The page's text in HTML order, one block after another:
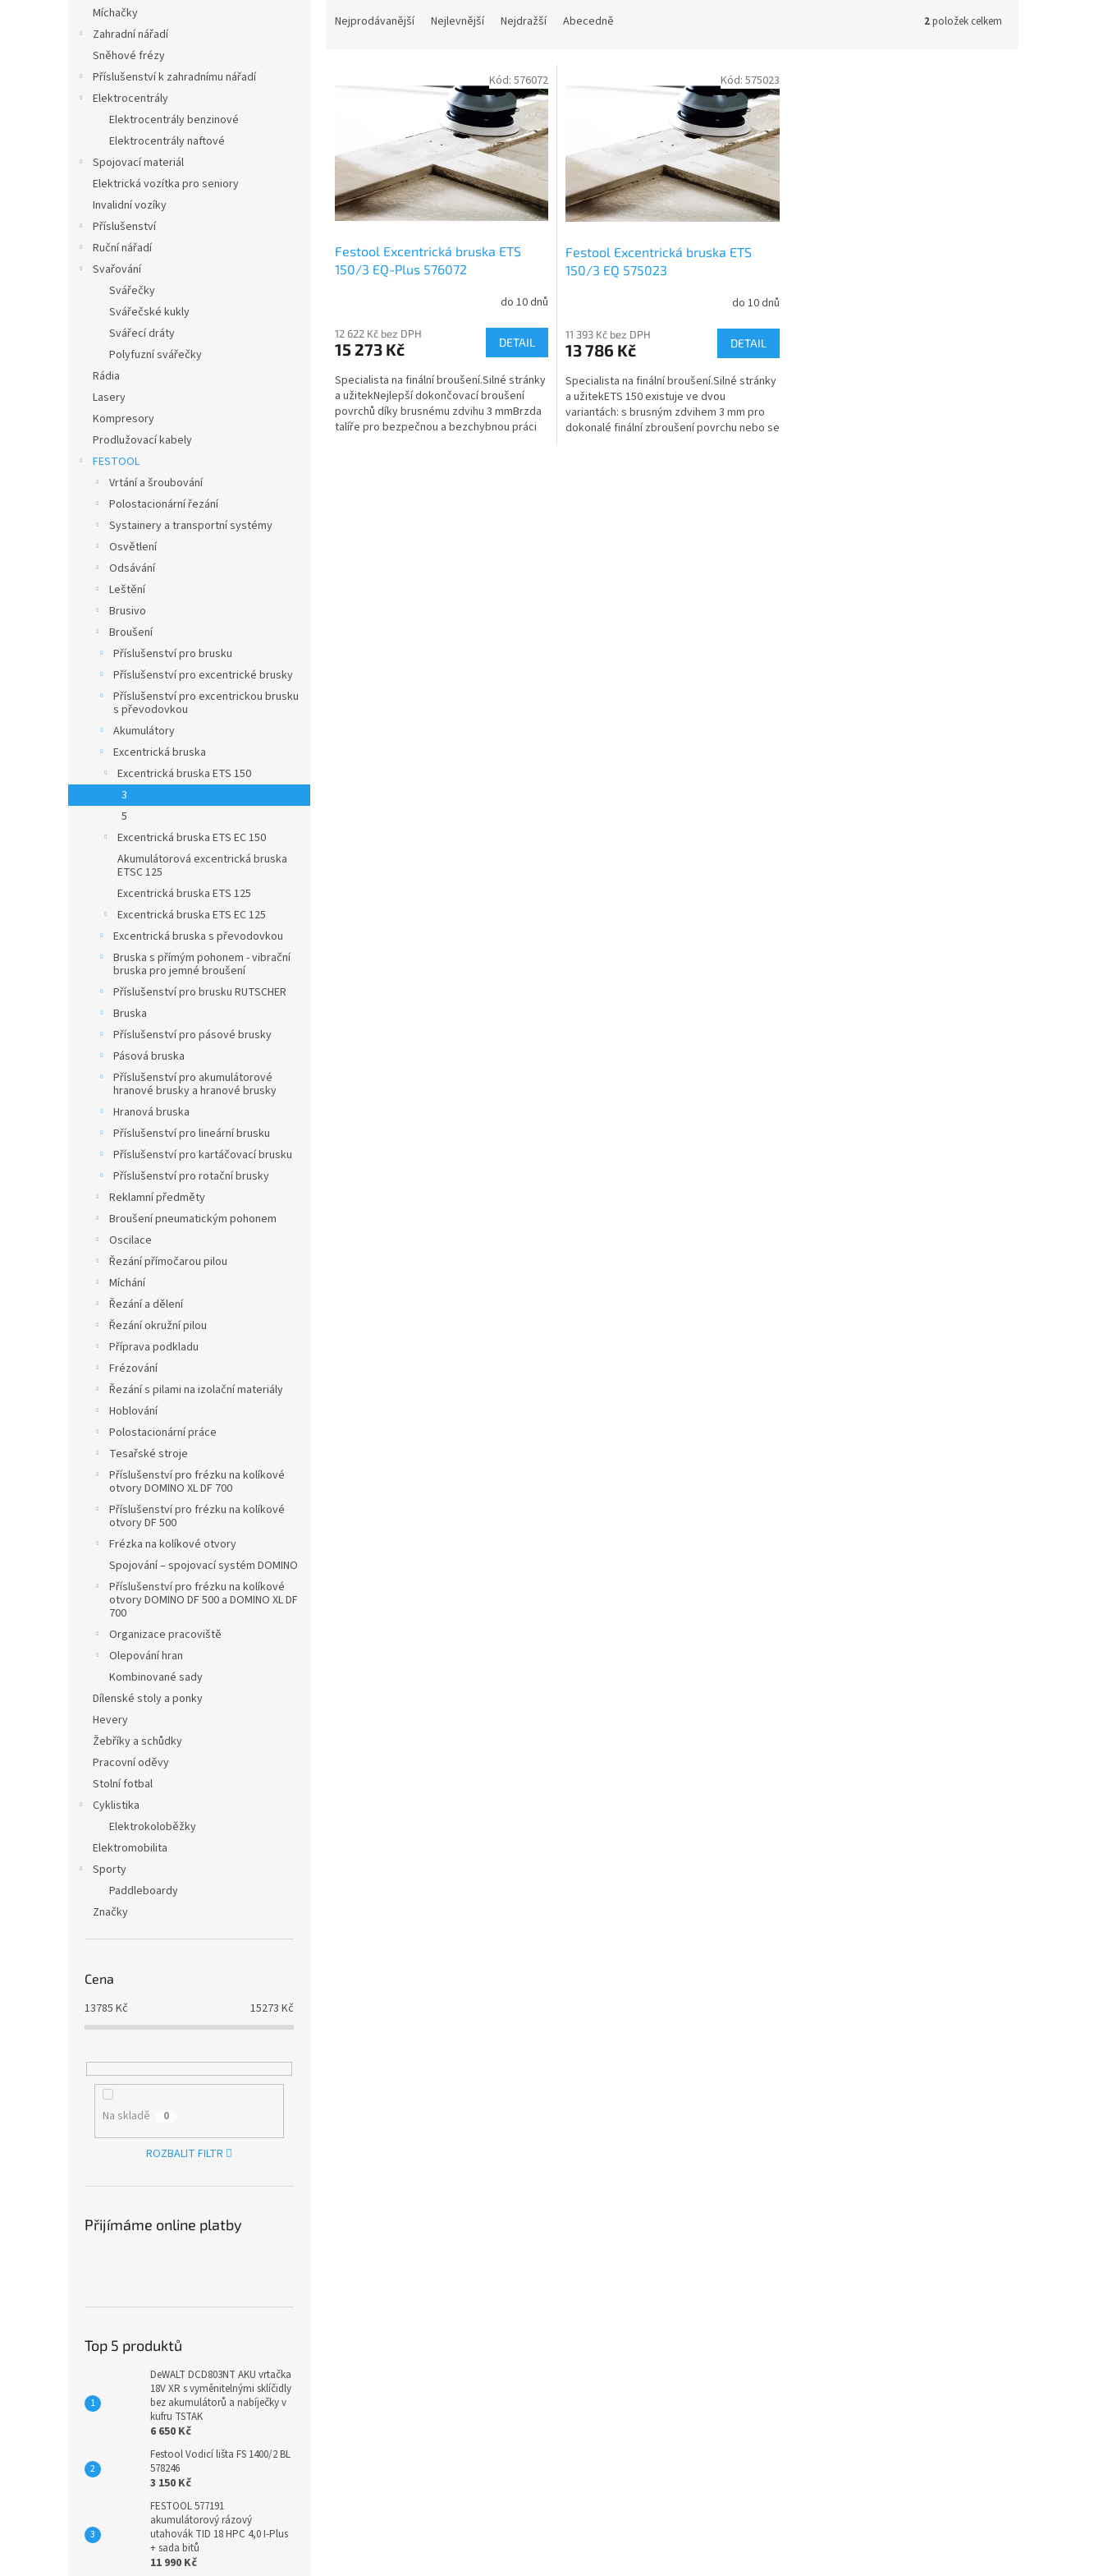
Míchačky
Zahradní nářadí
Sněhové frézy
Příslušenství k zahradnímu nářadí
Elektrocentrály
Elektrocentrály benzinové
Elektrocentrály naftové
Spojovací materiál
Elektrická vozítka pro seniory
Invalidní vozíky
Příslušenství
Ruční nářadí
Svařování
Svářečky
Svářečské kukly
Svářecí dráty
Polyfuzní svářečky
Rádia
Lasery
Kompresory
Prodlužovací kabely
FESTOOL
Vrtání a šroubování
Polostacionární řezání
Systainery a transportní systémy
Osvětlení
Odsávání
Leštění
Brusivo
Broušení
Příslušenství pro brusku
Příslušenství pro excentrické brusky
Příslušenství pro excentrickou brusku
s převodovkou
Akumulátory
Excentrická bruska
Excentrická bruska ETS 150
3
5
Excentrická bruska ETS EC 150
Akumulátorová excentrická bruska
ETSC 125
Excentrická bruska ETS 125
Excentrická bruska ETS EC 125
Excentrická bruska s převodovkou
Bruska s přímým pohonem - vibrační
bruska pro jemné broušení
Příslušenství pro brusku RUTSCHER
Bruska
Příslušenství pro pásové brusky
Pásová bruska
Příslušenství pro akumulátorové
hranové brusky a hranové brusky
Hranová bruska
Příslušenství pro lineární brusku
Příslušenství pro kartáčovací brusku
Příslušenství pro rotační brusky
Reklamní předměty
Broušení pneumatickým pohonem
Oscilace
Řezání přímočarou pilou
Míchání
Řezání a dělení
Řezání okružní pilou
Příprava podkladu
Frézování
Řezání s pilami na izolační materiály
Hoblování
Polostacionární práce
Tesařské stroje
Příslušenství pro frézku na kolíkové
otvory DOMINO XL DF 700
Příslušenství pro frézku na kolíkové
otvory DF 500
Frézka na kolíkové otvory
Spojování – spojovací systém DOMINO
Příslušenství pro frézku na kolíkové
otvory DOMINO DF 500 a DOMINO XL DF
700
Organizace pracoviště
Olepování hran
Kombinované sady
Dílenské stoly a ponky
Hevery
Žebříky a schůdky
Pracovní oděvy
Stolní fotbal
Cyklistika
Elektrokoloběžky
Elektromobilita
Sporty
Paddleboardy
Značky
Cena
13785 Kč 15273 Kč
Na skladě 0
ROZBALIT FILTR
Přijímáme online platby
Top 5 produktů
DeWALT DCD803NT AKU vrtačka
18V XR s vyměnitelnými sklíčidly
bez akumulátorů a nabíječky v
kufru TSTAK
6 650 Kč
Festool Vodicí lišta FS 1400/2 BL
578246
3 150 Kč
FESTOOL 577191
akumulátorový rázový
utahovák TID 18 HPC 4,0 I-Plus
+ sada bitů
11 990 Kč
Nejprodávanější Nejlevnější Nejdražší Abecedně 2položek celkem
p
Festool Excentrická bruska ETS
150/3 EQ-Plus 576072
do 10 dnů
12 622 Kč bez DPH
15 273 Kč DETAIL
Specialista na finální broušení.Silné stránky
a užitekNejlepší dokončovací broušení
povrchů díky brusnému zdvihu 3 mmBrzda
talíře pro bezpečnou a bezchybnou práci
Kód: 576072
Festool Excentrická bruska ETS
150/3 EQ 575023
do 10 dnů
11 393 Kč bez DPH
13 786 Kč DETAIL
Specialista na finální broušení.Silné stránky
a užitekETS 150 existuje ve dvou
variantách: s brusným zdvihem 3 mm pro
dokonalé finální zbroušení povrchu nebo se
Kód: 575023